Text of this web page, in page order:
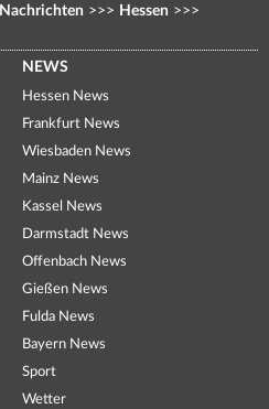
Nachrichten >>> Hessen >>>
NEWS
Hessen News
Frankfurt News
Wiesbaden News
Mainz News
Kassel News
Darmstadt News
Offenbach News
Gießen News
Fulda News
Bayern News
Sport
Wetter